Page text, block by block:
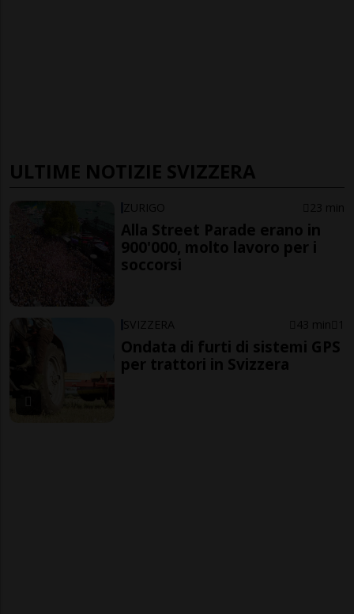
ULTIME NOTIZIE SVIZZERA
ZURIGO 23 min
Alla Street Parade erano in
900'000, molto lavoro per i
soccorsi
SVIZZERA 43 min 1
Ondata di furti di sistemi GPS
per trattori in Svizzera